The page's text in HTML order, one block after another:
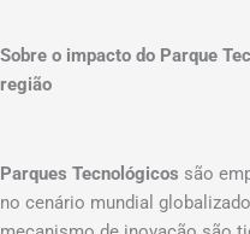
Sobre o impacto do Parque
região
Parques Tecnológicos são
no cenário mundial